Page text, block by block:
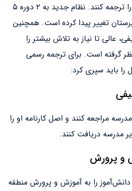
دبستان یا دبیرستان خود را ترجمه کنند. نظام جدید به ۲ دوره ۵
و ۶ ساله دبیرستان تغییر پیدا کرده است. همچنین
عالی تا نیاز به تلاش بیشتر را
نمره ۰ تا ۲۲ در نظر گرفته است. برای ترجمه رسمی
را باید سپری کرد:
مراجعه کنند و اصل کارنامه او را
مدرسه دریافت کنند.
و پرورش
دانش‌آموز را به آموزش و پرورش منطقه